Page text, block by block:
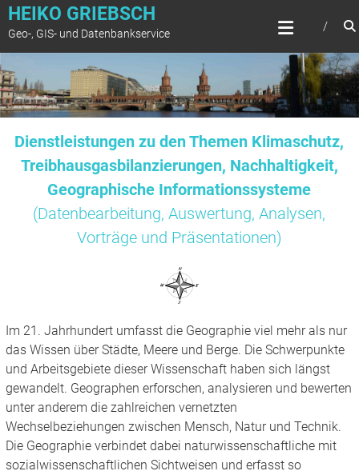
Zum
springen
HEIKO GRIEBSCH
Geo-, GIS- und Datenbankservice
Dienstleistungen zu den Themen Klimaschutz,
Treibhausgasbilanzierungen, Nachhaltigkeit,
Geographische Informationssysteme
(Datenbearbeitung, Auswertung, Analysen,
Vorträge und Präsentationen)
Im 21. Jahrhundert umfasst die Geographie viel mehr als nur
das Wissen über Städte, Meere und Berge. Die Schwerpunkte
und Arbeitsgebiete dieser Wissenschaft haben sich längst
gewandelt. Geographen erforschen, analysieren und bewerten
unter anderem die zahlreichen vernetzten
Wechselbeziehungen zwischen Mensch, Natur und Technik.
Die Geographie verbindet dabei naturwissenschaftliche mit
sozialwissenschaftlichen Sichtweisen und erfasst so